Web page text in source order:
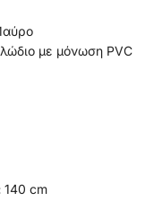
με μόνωση PVC
140 cm